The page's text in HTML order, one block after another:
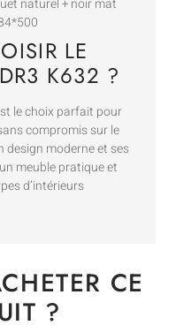
naturel + noir mat
LE
K632 ?
le choix parfait pour
compromis sur le
design moderne et ses
meuble pratique et
d’intérieurs
CE
?